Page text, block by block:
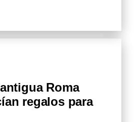
Roma
regalos para